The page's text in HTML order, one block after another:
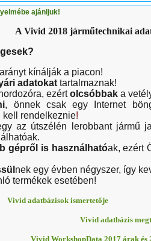
ajánljuk!
A Vivid 2018 járműtechnikai
?
kínálják a piacon!
adatokat tartalmaznak!
ezértolcsóbbak a
,
önnek csak egy Internet
rendelkeznie!
az útszélén lerobbant jármű
gépről is használhatóak, ezért
nek egy évben négyszer, így
termékek esetében!
Vivid adatbázisok ismertetője
Vivid adatbázis
Vivid WorkshopData 2017 árak